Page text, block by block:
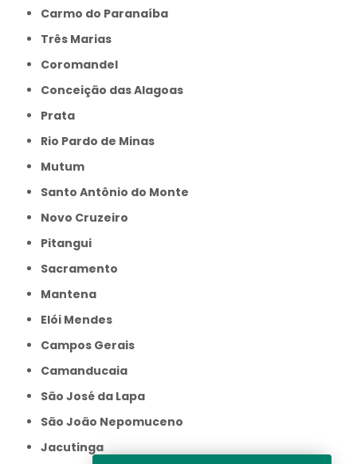
Carmo do Paranaíba
Três Marias
Coromandel
Conceição das Alagoas
Prata
Rio Pardo de Minas
Mutum
Santo Antônio do Monte
Novo Cruzeiro
Pitangui
Sacramento
Mantena
Elói Mendes
Campos Gerais
Camanducaia
São José da Lapa
São João Nepomuceno
Jacutinga